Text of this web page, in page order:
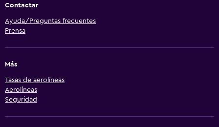
Contactar
Ayuda/Preguntas frecuentes
Prensa
Más
Tasas de aerolíneas
Aerolíneas
Seguridad